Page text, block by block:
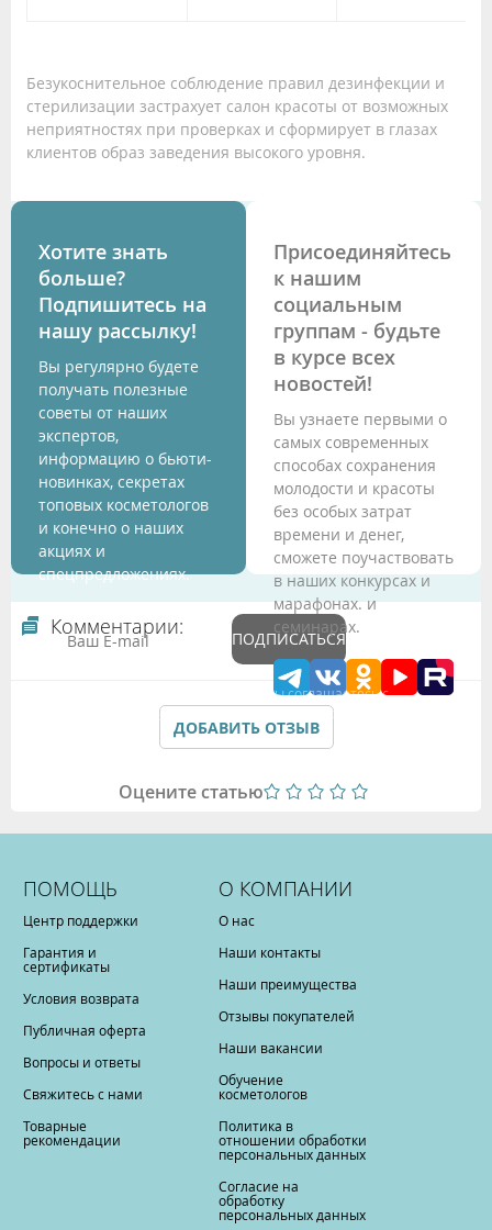
Безукоснительное соблюдение правил дезинфекции и
стерилизации застрахует салон красоты от возможных
неприятностях при проверках и сформирует в глазах
клиентов образ заведения высокого уровня.
Хотите знать
больше?
Подпишитесь на
нашу рассылку!
Вы регулярно будете
получать полезные
советы от наших
экспертов,
информацию о бьюти-
новинках, секретах
топовых косметологов
и конечно о наших
акциях и
спецпредложениях.
ПОДПИСАТЬСЯ
Подтверждая данные формы Вы соглашаетесь с
Политикой обработки персональных данных
Присоединяйтесь
к нашим
социальным
группам - будьте
в курсе всех
новостей!
Вы узнаете первыми о
самых современных
способах сохранения
молодости и красоты
без особых затрат
времени и денег,
сможете поучаствовать
в наших конкурсах и
марафонах. и
семинарах.
Комментарии:
ДОБАВИТЬ ОТЗЫВ
Оцените статью
ПОМОЩЬ
Центр поддержки
Гарантия и
сертификаты
Условия возврата
Публичная оферта
Вопросы и ответы
Свяжитесь с нами
Товарные
рекомендации
О КОМПАНИИ
О нас
Наши контакты
Наши преимущества
Отзывы покупателей
Наши вакансии
Обучение
косметологов
Политика в
отношении обработки
персональных данных
Согласие на
обработку
персональных данных